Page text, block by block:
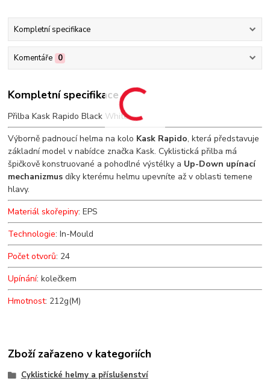
Kompletní specifikace
Komentáře 0
Kompletní specifikace
Přilba Kask Rapido Black White
Výborně padnoucí helma na kolo Kask Rapido, která představuje
základní model v nabídce značka Kask. Cyklistická přilba má
špičkově konstruované a pohodlné výstélky a Up-Down upínací
mechanizmus díky kterému helmu upevníte až v oblasti temene
hlavy.
Materiál skořepiny: EPS
Technologie: In-Mould
Počet otvorů: 24
Upínání: kolečkem
Hmotnost: 212g(M)
Zboží zařazeno v kategoriích
Cyklistické helmy a příslušenství